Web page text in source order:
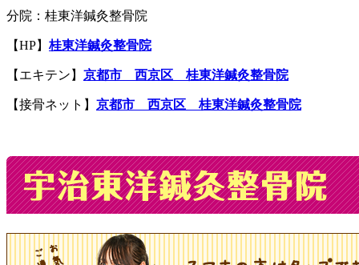
分院：桂東洋鍼灸整骨院
【HP】 桂東洋鍼灸整骨院
【エキテン】 京都市 西京区 桂東洋鍼灸整骨院
【接骨ネット】 京都市 西京区 桂東洋鍼灸整骨院